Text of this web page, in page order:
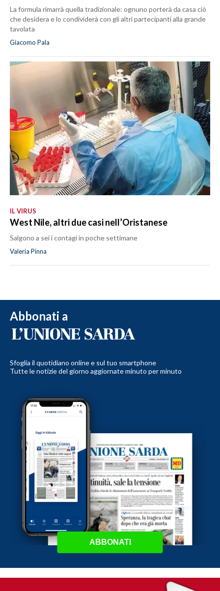
La formula rimarrà quella tradizionale: ognuno porterà da casa ciò
che desidera e lo condividerà con gli altri partecipanti alla grande
tavolata
Giacomo Pala
IL VIRUS
West Nile, altri due casi nell’Oristanese
Salgono a sei i contagi in poche settimane
Valeria Pinna
Abbonati a
Sfoglia il quotidiano online e sul tuo smartphone
Tutte le notizie del giorno aggiornate minuto per minuto
ABBONATI